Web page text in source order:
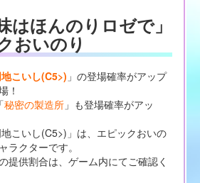
ほんのりロゼで」
おいのり
こいし(C5>) 」の登場確率がアップ
！
秘密の製造所」も登場確率がアッ
地こいし(C5>)」は、エピックおいの
ラクターです。
提供割合は、ゲーム内にてご確認く